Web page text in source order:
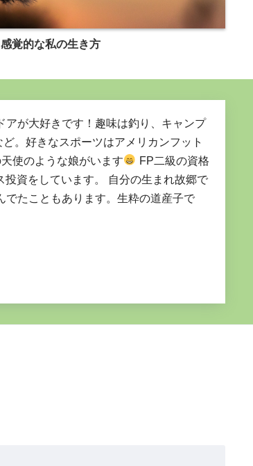
感覚的な私の生き方
アが大好きです！趣味は釣り、キャンプ
。好きなスポーツはアメリカンフット
使のような娘がいます
FP二級の資格
資をしています。 自分の生まれ故郷で
でたこともあります。生粋の道産子で